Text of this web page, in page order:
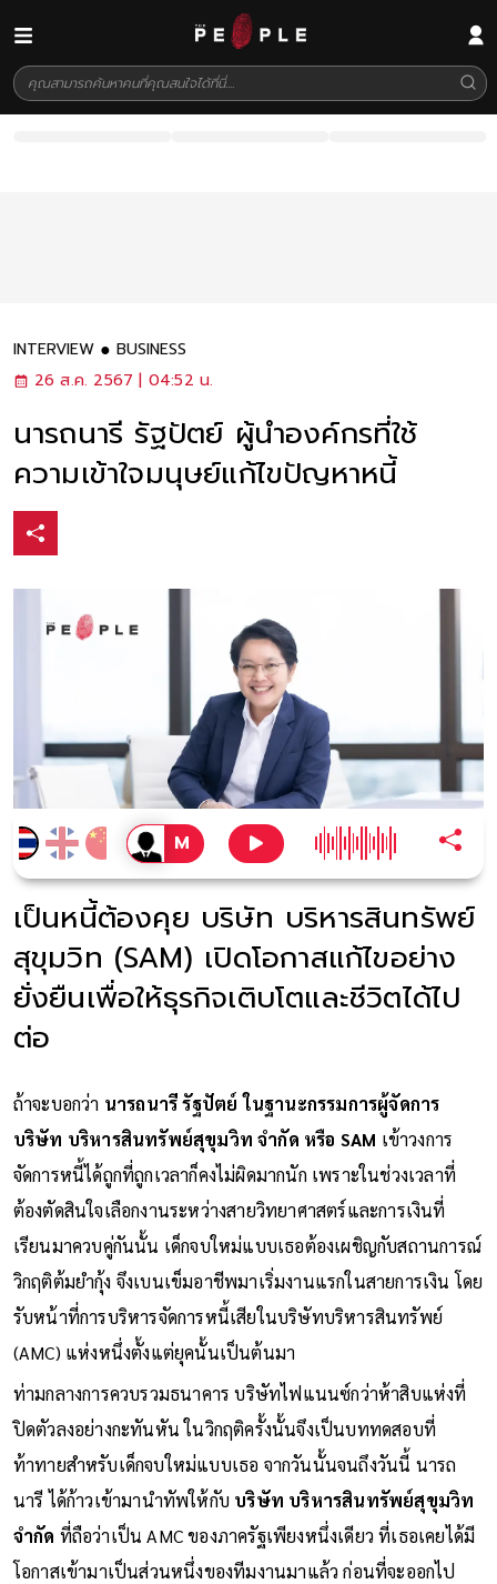
INTERVIEW
BUSINESS
26 ส.ค. 2567 | 04:52 น.
นารถนารี รัฐปัตย์ ผู้นำองค์กรที่ใช้
ความเข้าใจมนุษย์แก้ไขปัญหาหนี้
เป็นหนี้ต้องคุย บริษัท บริหารสินทรัพย์
สุขุมวิท (SAM) เปิดโอกาสแก้ไขอย่าง
ยั่งยืนเพื่อให้ธุรกิจเติบโตและชีวิตได้ไป
ต่อ
ถ้าจะบอกว่า นารถนารี รัฐปัตย์ ในฐานะกรรมการผู้จัดการ
บริษัท บริหารสินทรัพย์สุขุมวิท จำกัด หรือ SAM เข้าวงการ
จัดการหนี้ได้ถูกที่ถูกเวลาก็คงไม่ผิดมากนัก เพราะในช่วงเวลาที่
ต้องตัดสินใจเลือกงานระหว่างสายวิทยาศาสตร์และการเงินที่
เรียนมาควบคู่กันนั้น เด็กจบใหม่แบบเธอต้องเผชิญกับสถานการณ์
วิกฤติต้มยำกุ้ง จึงเบนเข็มอาชีพมาเริ่มงานแรกในสายการเงิน โดย
รับหน้าที่การบริหารจัดการหนี้เสียในบริษัทบริหารสินทรัพย์
(AMC) แห่งหนึ่งตั้งแต่ยุคนั้นเป็นต้นมา
ท่ามกลางการควบรวมธนาคาร บริษัทไฟแนนซ์กว่าห้าสิบแห่งที่
ปิดตัวลงอย่างกะทันหัน ในวิกฤติครั้งนั้นจึงเป็นบททดสอบที่
ท้าทายสำหรับเด็กจบใหม่แบบเธอ จากวันนั้นจนถึงวันนี้ นารถ
นารี ได้ก้าวเข้ามานำทัพให้กับ บริษัท บริหารสินทรัพย์สุขุมวิท
จำกัด ที่ถือว่าเป็น AMC ของภาครัฐเพียงหนึ่งเดียว ที่เธอเคยได้มี
โอกาสเข้ามาเป็นส่วนหนึ่งของทีมงานมาแล้ว ก่อนที่จะออกไป